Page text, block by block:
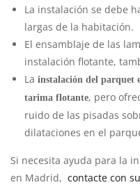
La instalación se debe
largas de la habitación.
El ensamblaje de las
instalación flotante,
La instalación del parquet
tarima flotante, pero
ruido de las pisadas
dilataciones en el
Si necesita ayuda para la
en Madrid, contacte con